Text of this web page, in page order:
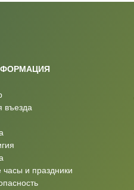
въезда
и праздники